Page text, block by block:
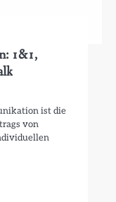
1&1,
ist die
von